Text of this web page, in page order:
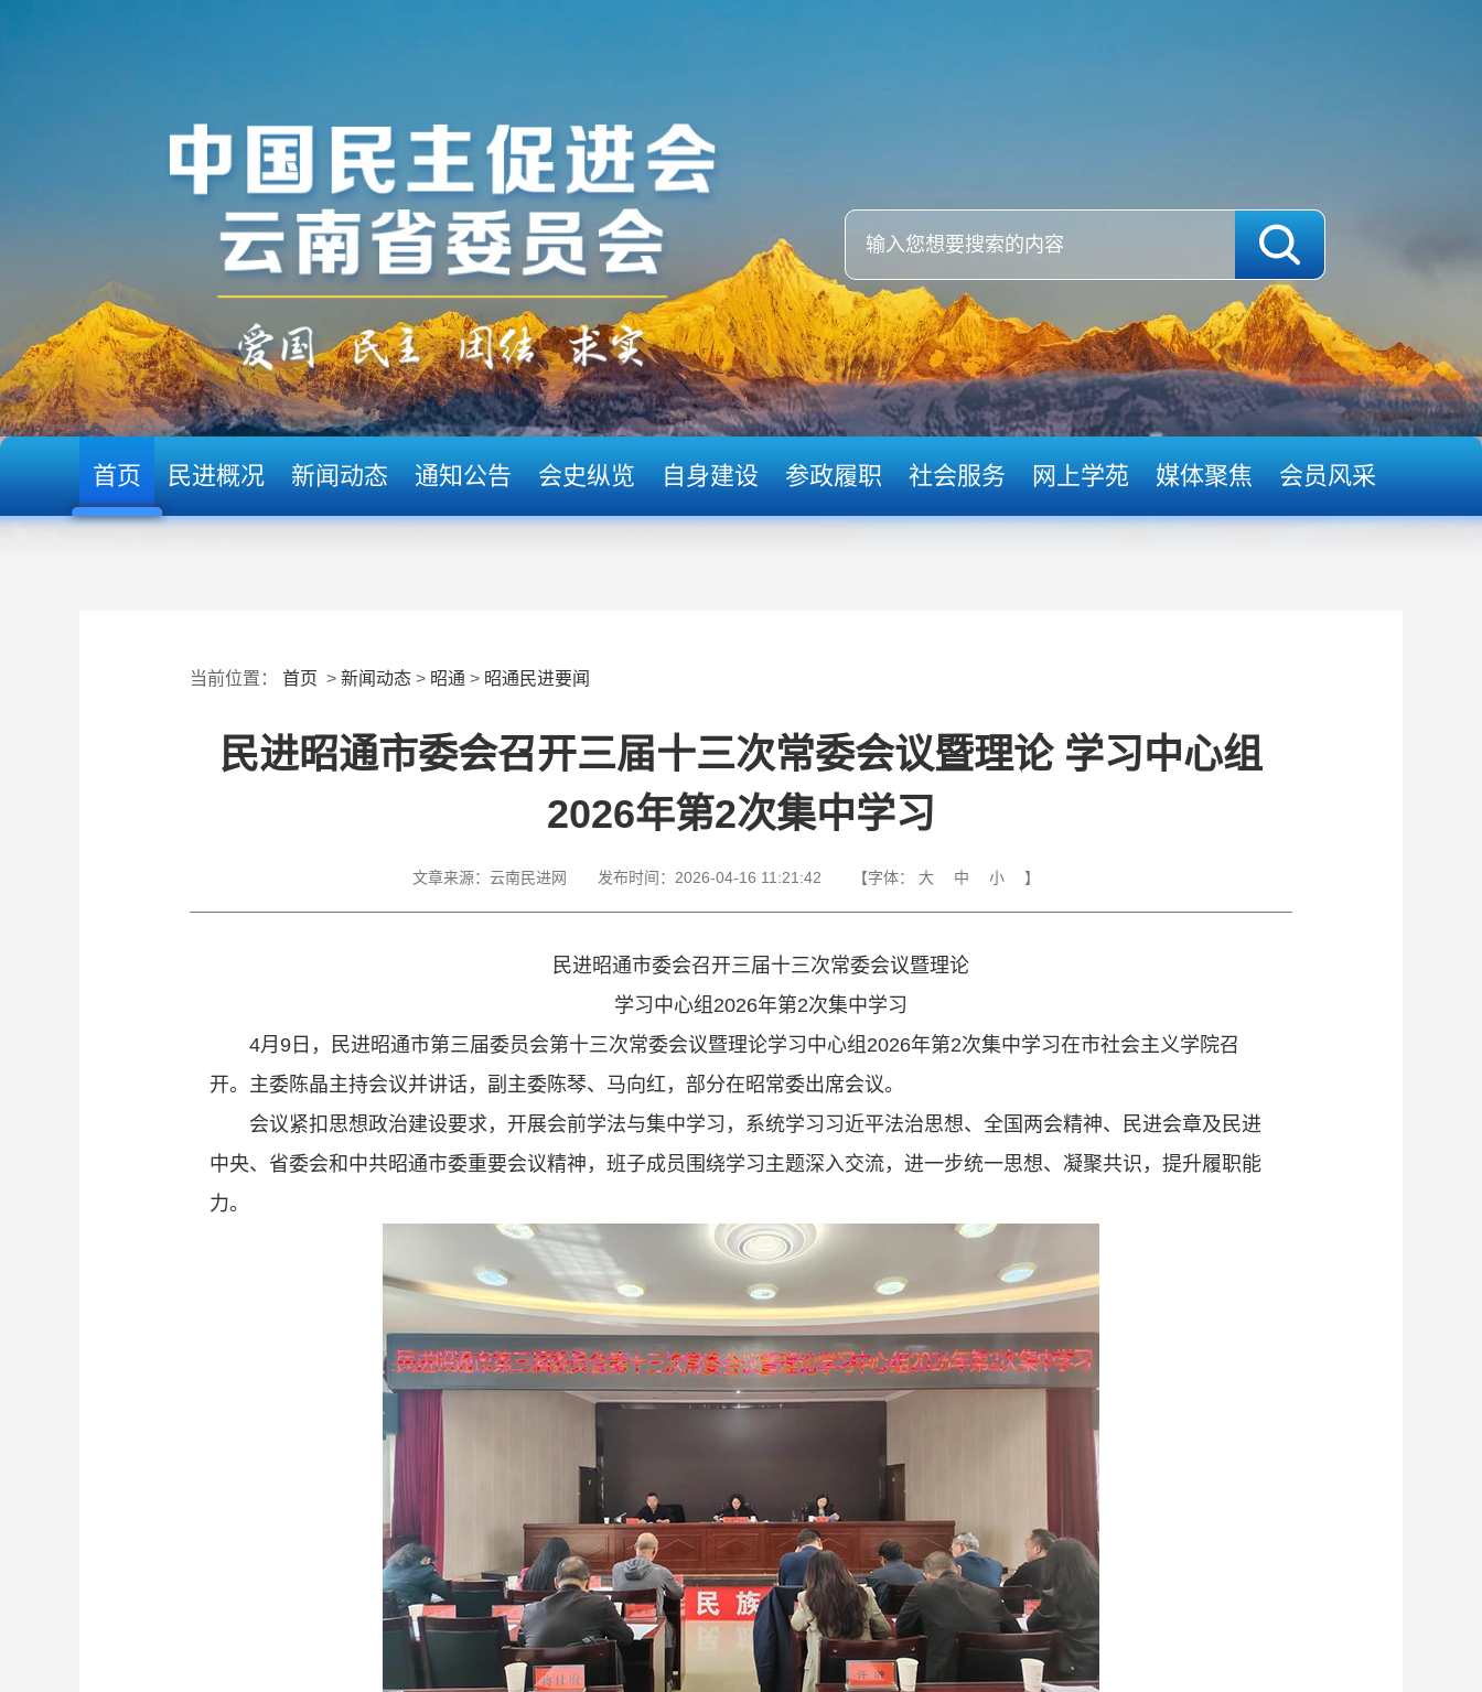
首页 民进概况 新闻动态 通知公告 会史纵览 自身建设 参政履职 社会服务 网上学苑 媒体聚焦 会员风采
当前位置： 首页 > 新闻动态 > 昭通 > 昭通民进要闻
民进昭通市委会召开三届十三次常委会议暨理论 学习中心组
2026年第2次集中学习
文章来源： 云南民进网 发布时间： 2026-04-16 11:21:42 【字体： 大 中 小 】
民进昭通市委会召开三届十三次常委会议暨理论
学习中心组2026年第2次集中学习
4月9日，民进昭通市第三届委员会第十三次常委会议暨理论学习中心组2026年第2次集中学习在市社会主义学院召
开。主委陈晶主持会议并讲话，副主委陈琴、马向红，部分在昭常委出席会议。
会议紧扣思想政治建设要求，开展会前学法与集中学习，系统学习习近平法治思想、全国两会精神、民进会章及民进
中央、省委会和中共昭通市委重要会议精神，班子成员围绕学习主题深入交流，进一步统一思想、凝聚共识，提升履职能
力。